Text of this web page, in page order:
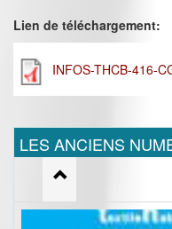
Lien de téléchargement:
INFOS-THCB-416-
LES ANCIENS